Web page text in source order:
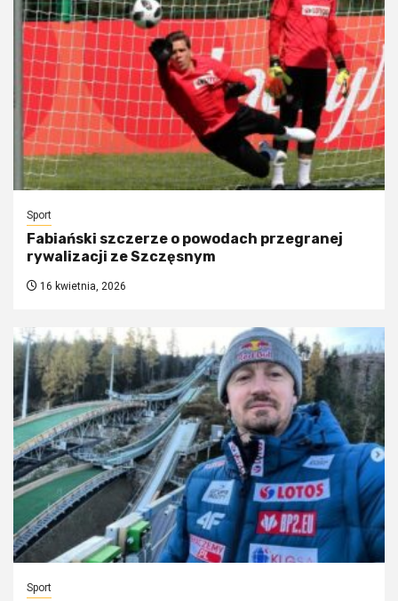
Sport
Fabiański szczerze o powodach przegranej
rywalizacji ze Szczęsnym
16 kwietnia, 2026
Sport